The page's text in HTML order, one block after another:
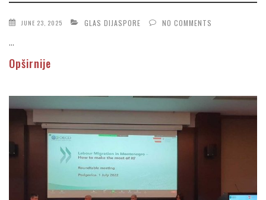
JUNE 23, 2025 GLAS DIJASPORE NO COMMENTS
...
Opširnije